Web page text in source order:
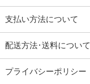
支払い方法について
配送方法･送料について
プライバシーポリシー